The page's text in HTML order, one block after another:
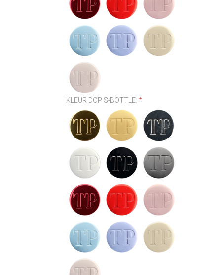
KLEUR DOP S-BOTTLE:*